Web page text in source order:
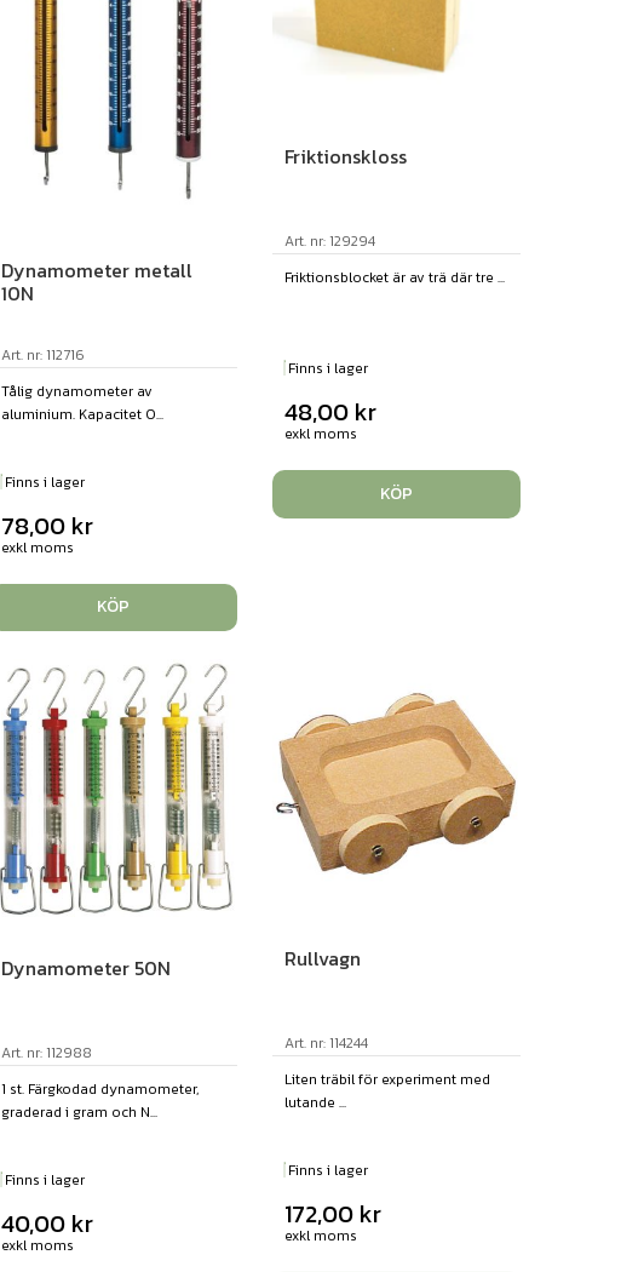
Dynamometer metall
10N
Art. nr: 112716
Tålig dynamometer av
aluminium. Kapacitet 0...
Finns i lager
78,00 kr
exkl moms
KÖP
Friktionskloss
Art. nr: 129294
Friktionsblocket är av trä där tre ...
Finns i lager
48,00 kr
exkl moms
KÖP
Dynamometer 50N
Art. nr: 112988
1 st. Färgkodad dynamometer,
graderad i gram och N...
Finns i lager
40,00 kr
exkl moms
Rullvagn
Art. nr: 114244
Liten träbil för experiment med
lutande ...
Finns i lager
172,00 kr
exkl moms